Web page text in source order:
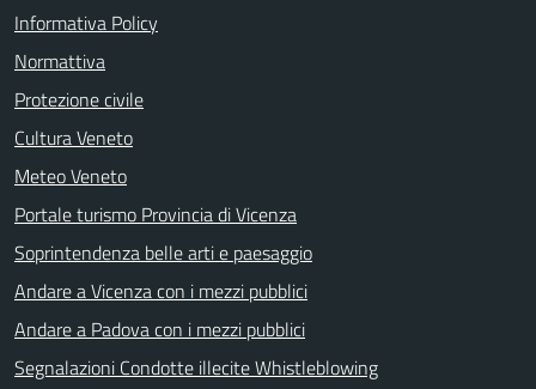
Informativa Policy
Normattiva
Protezione civile
Cultura Veneto
Meteo Veneto
Portale turismo Provincia di Vicenza
Soprintendenza belle arti e paesaggio
Andare a Vicenza con i mezzi pubblici
Andare a Padova con i mezzi pubblici
Segnalazioni Condotte illecite Whistleblowing